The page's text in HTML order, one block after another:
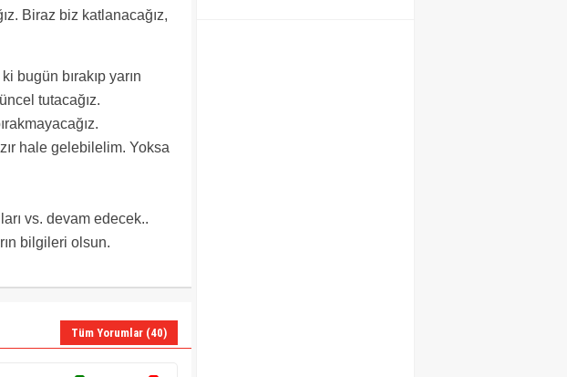
Biraz biz katlanacağız,
bugün bırakıp yarın
tutacağız.
hale gelebilelim. Yoksa
vs. devam edecek..
bilgileri olsun.
Tüm Yorumlar (40)